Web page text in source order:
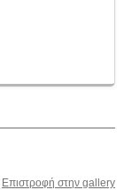
Επιστροφή στην gallery